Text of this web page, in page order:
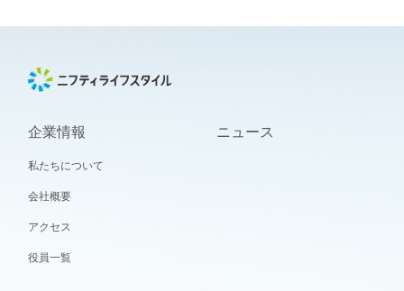
企業情報
私たちについて
会社概要
アクセス
役員一覧
ニュース